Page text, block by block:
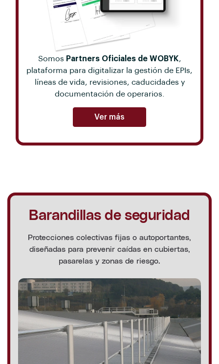
Somos Partners Oficiales de WOBYK,
plataforma para digitalizar la gestión de EPIs,
líneas de vida, revisiones, caducidades y
documentación de operarios.
Ver más
Barandillas de seguridad
Protecciones colectivas fijas o autoportantes,
diseñadas para prevenir caídas en cubiertas,
pasarelas y zonas de riesgo.